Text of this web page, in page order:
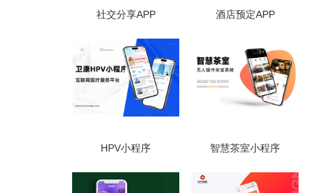
社交分享APP 酒店预定APP
HPV小程序 智慧茶室小程序